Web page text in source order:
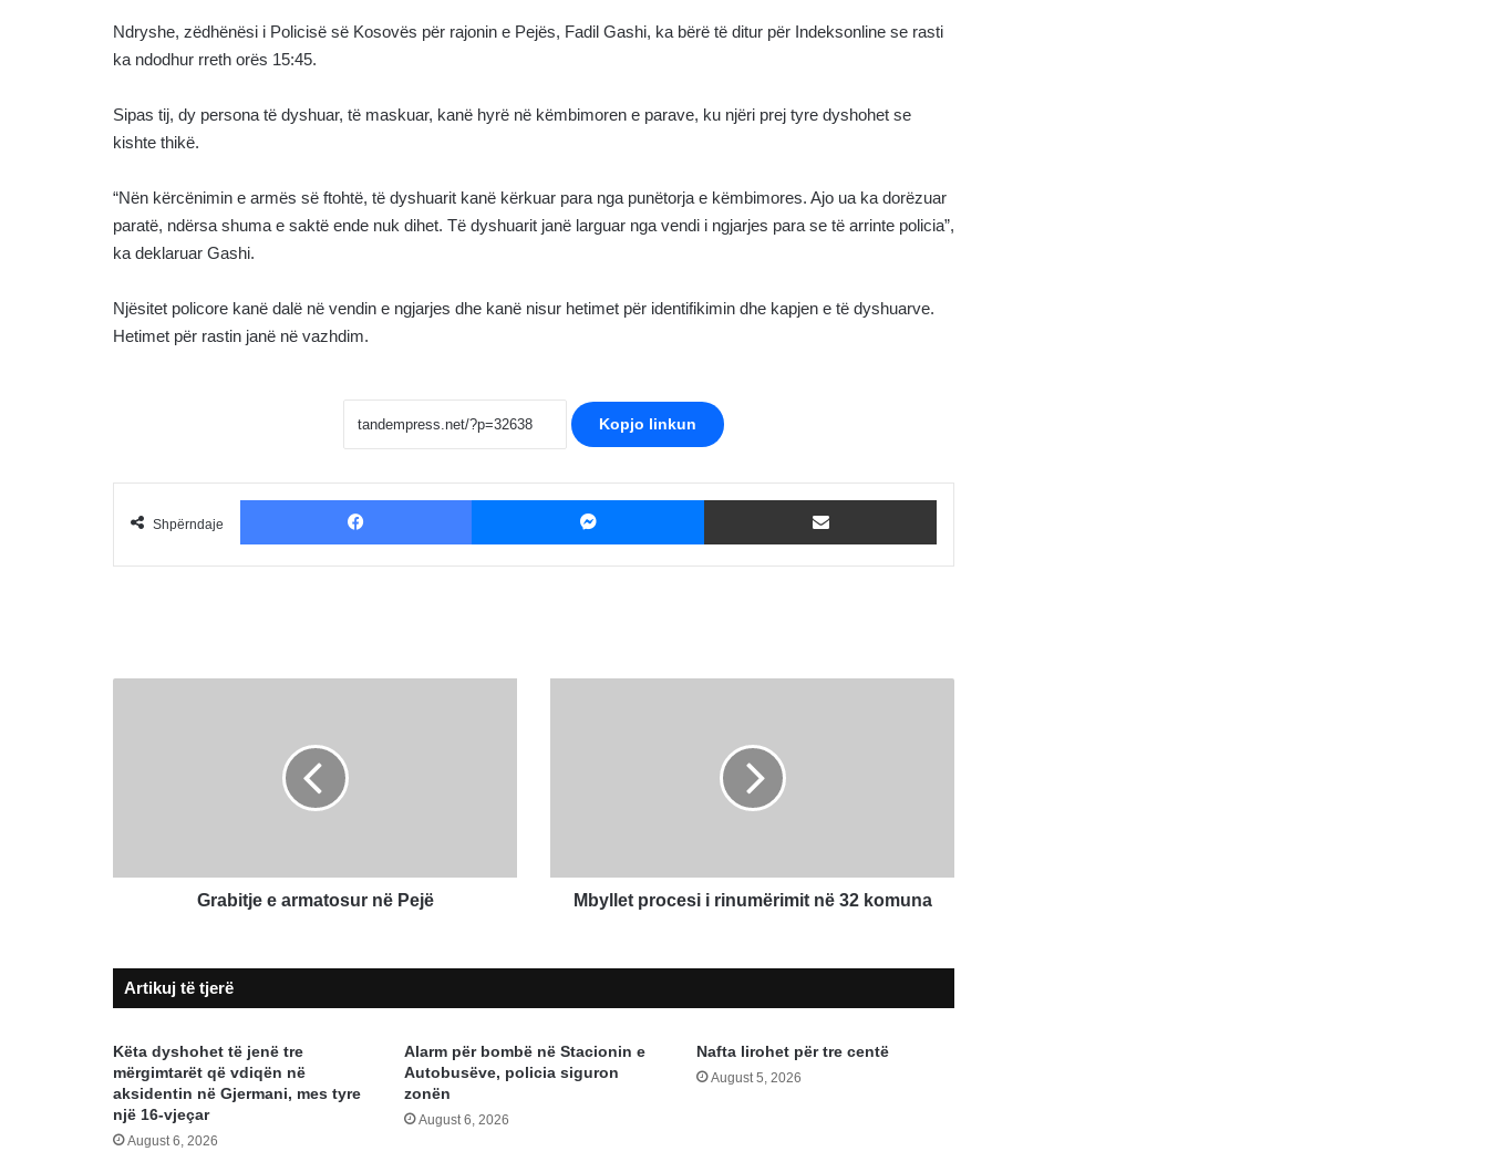
Ndryshe, zëdhënësi i Policisë së Kosovës për rajonin e Pejës, Fadil Gashi, ka bërë të ditur për Indeksonline se rasti
ka ndodhur rreth orës 15:45.
Sipas tij, dy persona të dyshuar, të maskuar, kanë hyrë në këmbimoren e parave, ku njëri prej tyre dyshohet se
kishte thikë.
“Nën kërcënimin e armës së ftohtë, të dyshuarit kanë kërkuar para nga punëtorja e këmbimores. Ajo ua ka dorëzuar
paratë, ndërsa shuma e saktë ende nuk dihet. Të dyshuarit janë larguar nga vendi i ngjarjes para se të arrinte policia”,
ka deklaruar Gashi.
Njësitet policore kanë dalë në vendin e ngjarjes dhe kanë nisur hetimet për identifikimin dhe kapjen e të dyshuarve.
Hetimet për rastin janë në vazhdim.
Kopjo linkun
Shpërndaje
Facebook Messenger Shpërndaje me Email
Grabitje e armatosur në Pejë Mbyllet procesi i rinumërimit në 32 komuna
Artikuj të tjerë
Këta dyshohet të jenë tre
mërgimtarët që vdiqën në
aksidentin në Gjermani, mes tyre
një 16-vjeçar
August 6, 2026
Alarm për bombë në Stacionin e
Autobusëve, policia siguron
zonën
August 6, 2026
Nafta lirohet për tre centë
August 5, 2026